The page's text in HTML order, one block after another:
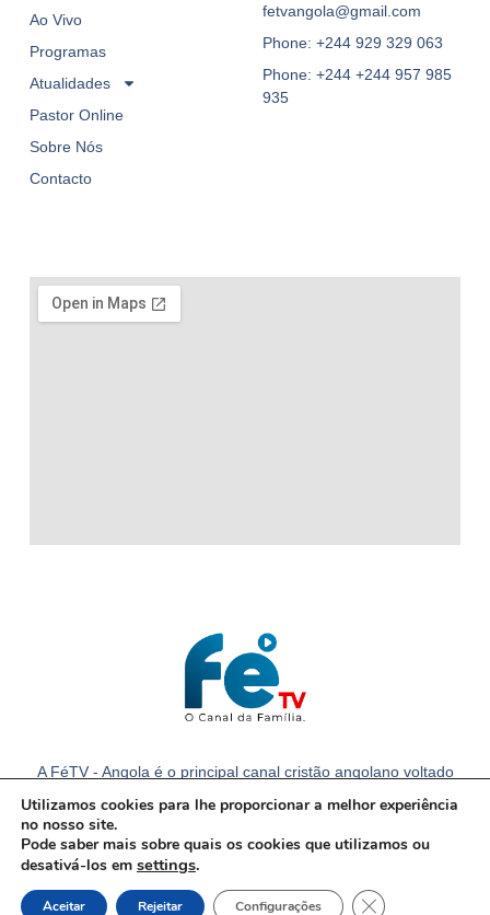
A FéTV - Angola é o principal canal cristão angolano voltado
para a família com notícias e conteúdos cristãos em Angola.
Ao Vivo
Programas
Atualidades
Pastor Online
Sobre Nós
Contacto
fetvangola@gmail.com
Phone: +244 929 329 063
Phone: +244 +244 957 985
935
Utilizamos cookies para lhe proporcionar a melhor experiência
no nosso site.
Pode saber mais sobre quais os cookies que utilizamos ou
desativá-los em settings.
Aceitar Rejeitar Configurações Close GDPR